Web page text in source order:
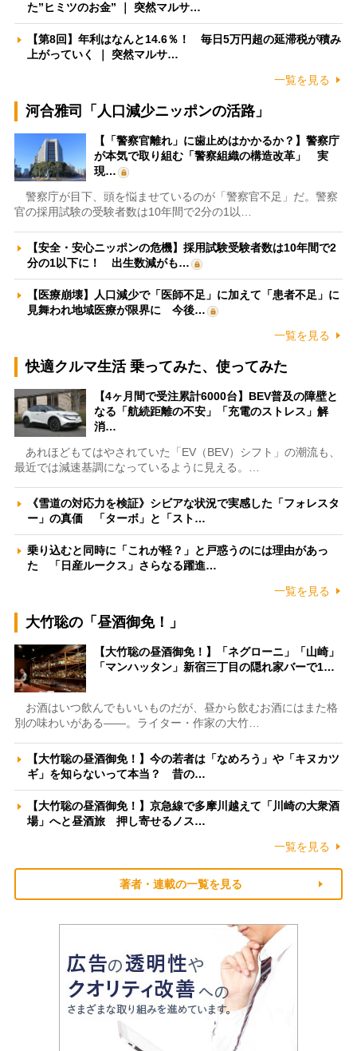
た”ヒミツのお金” ｜ 突然マルサ…
【第8回】年利はなんと14.6％！ 毎日5万円超の延滞税が積み
上がっていく ｜ 突然マルサ…
一覧を見る
河合雅司「人口減少ニッポンの活路」
【「警察官離れ」に歯止めはかかるか？】警察庁
が本気で取り組む「警察組織の構造改革」 実
現…
警察庁が目下、頭を悩ませているのが「警察官不足」だ。警察
官の採用試験の受験者数は10年間で2分の1以…
【安全・安心ニッポンの危機】採用試験受験者数は10年間で2
分の1以下に！ 出生数減がも…
【医療崩壊】人口減少で「医師不足」に加えて「患者不足」に
見舞われ地域医療が限界に 今後…
一覧を見る
快適クルマ生活 乗ってみた、使ってみた
【4ヶ月間で受注累計6000台】BEV普及の障壁と
なる「航続距離の不安」「充電のストレス」解
消…
あれほどもてはやされていた「EV（BEV）シフト」の潮流も、
最近では減速基調になっているように見える。…
《雪道の対応力を検証》シビアな状況で実感した「フォレスタ
ー」の真価 「ターボ」と「スト…
乗り込むと同時に「これが軽？」と戸惑うのには理由があっ
た 「日産ルークス」さらなる躍進…
一覧を見る
大竹聡の「昼酒御免！」
【大竹聡の昼酒御免！】「ネグローニ」「山崎」
「マンハッタン」新宿三丁目の隠れ家バーで1…
お酒はいつ飲んでもいいものだが、昼から飲むお酒にはまた格
別の味わいがある――。ライター・作家の大竹…
【大竹聡の昼酒御免！】今の若者は「なめろう」や「キヌカツ
ギ」を知らないって本当？ 昔の…
【大竹聡の昼酒御免！】京急線で多摩川越えて「川崎の大衆酒
場」へと昼酒旅 押し寄せるノス…
一覧を見る
著者・連載の一覧を見る